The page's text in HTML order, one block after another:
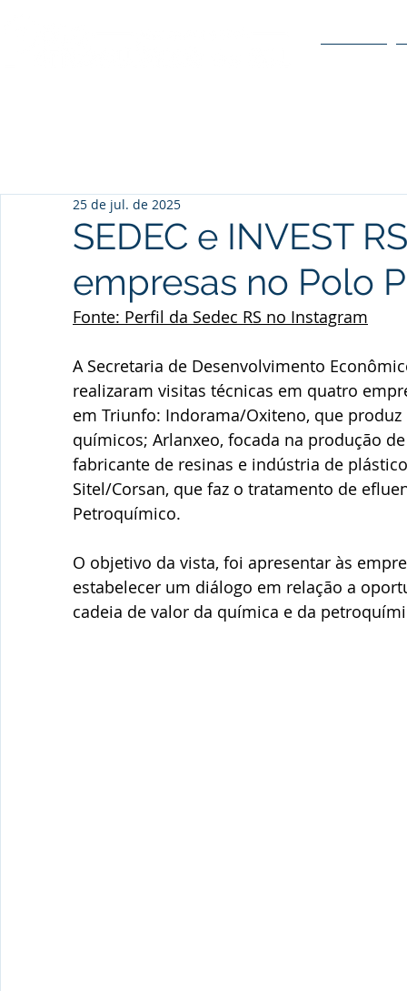
SEDEC e INVEST
empresas no Polo
25 de jul. de 2025
Fonte: Perfil da Sedec RS no Instagram
A Secretaria de Desenvolvimento
realizaram visitas técnicas em quatro
em Triunfo: Indorama/Oxiteno, que
químicos; Arlanxeo, focada na produção
fabricante de resinas e indústria de
Sitel/Corsan, que faz o tratamento de
Petroquímico.
O objetivo da vista, foi apresentar às
estabelecer um diálogo em relação a
cadeia de valor da química e da